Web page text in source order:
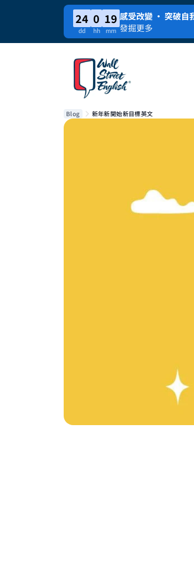
24
dd
0
hh
19
mm
感受改變 · 突破自
發掘更多
Blog 新年新開始新目標英文